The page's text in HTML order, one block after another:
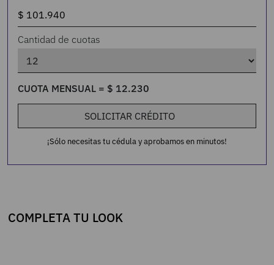
Cantidad de cuotas
CUOTA MENSUAL = $ 12.230
SOLICITAR CRÉDITO
¡Sólo necesitas tu cédula y aprobamos en minutos!
COMPLETA TU LOOK